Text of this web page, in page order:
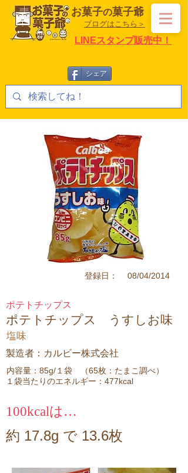
お菓子の菓子爺
ブログはこちら＞
シェア
LINEスタンプ販売中！
登録日： 08/04/2014
ポテトチップス
ポテトチップス うすしお味
塩味
製造者：カルビー株式会社
内容量：85g/１袋 （65枚：たまこ調べ）
１袋当たりのエネルギー：477kcal
100kcalは…
約 17.8g で 13.6枚